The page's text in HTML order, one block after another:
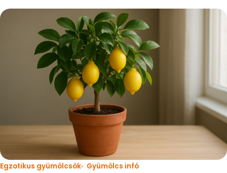
Egzotikus gyümölcsök Gyümölcs infó